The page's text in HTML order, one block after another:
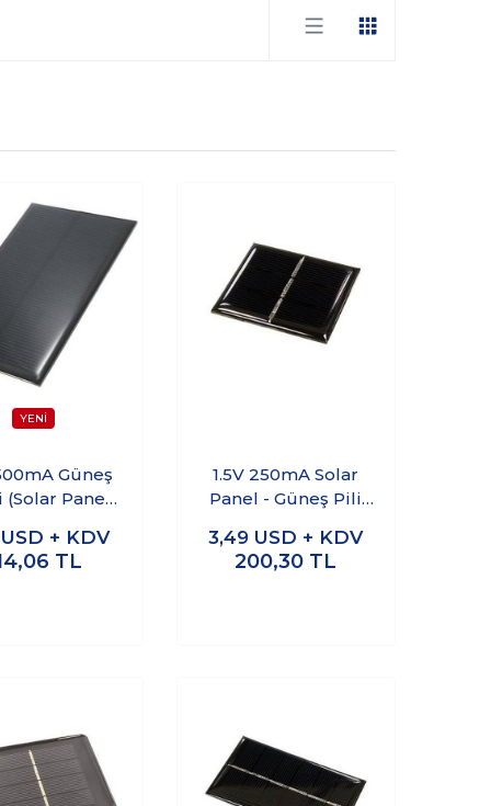
Güneş
(Solar Panel)
USD + KDV
TL
1.5V 250mA Solar
Panel - Güneş Pili
3,49 USD + KDV
200,30 TL